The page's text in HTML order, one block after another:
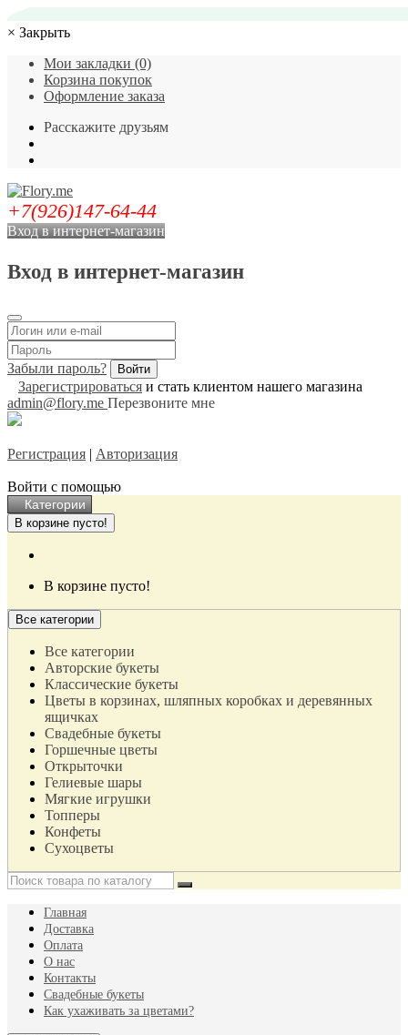
× Закрыть
Мои закладки (0)
Корзина покупок
Оформление заказа
Расскажите друзьям
+7(926)147-64-44
Вход в интернет-магазин
Вход в интернет-магазин
Забыли пароль?
Зарегистрироваться и стать клиентом нашего магазина
admin@flory.me Перезвоните мне
Регистрация | Авторизация
Войти с помощью
Категории
В корзине пусто!
В корзине пусто!
Все категории
Все категории
Авторские букеты
Классические букеты
Цветы в корзинах, шляпных коробках и деревянных
ящичках
Свадебные букеты
Горшечные цветы
Открыточки
Гелиевые шары
Мягкие игрушки
Топперы
Конфеты
Сухоцветы
Главная
Доставка
Оплата
О нас
Контакты
Свадебные букеты
Как ухаживать за цветами?